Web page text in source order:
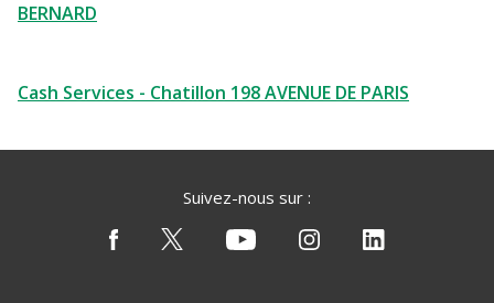
BERNARD
Cash Services - Chatillon 198 AVENUE DE PARIS
Suivez-nous sur :